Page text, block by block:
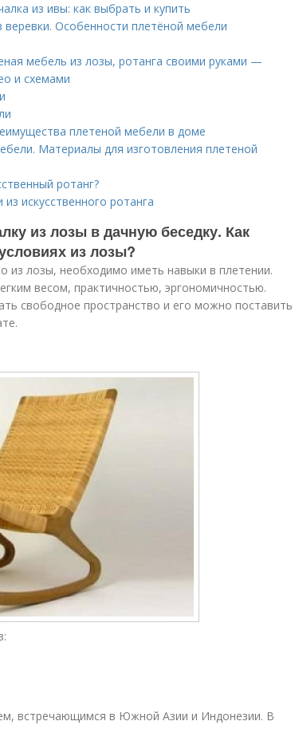
из ивы: как выбрать и купить
Особенности плетёной мебели
мебель из лозы, ротанга своими руками —
и схемами
плетеной мебели в доме
Материалы для изготовления плетеной
ротанг?
искусственного ротанга
из лозы в дачную беседку. Как
из лозы?
из лозы, необходимо иметь навыки в плетении.
весом, практичностью, эргономичностью.
свободное пространство и его можно поставить
встречающимся в Южной Азии и Индонезии. В